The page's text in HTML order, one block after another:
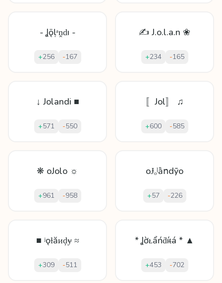
- Ʝǭḷᵃṋԁı -
+256 -167
✍ J.o.l.a.n ❀
+234 -165
↓ Jolandi ■
+571 -550
〚Jol〛 ♫
+600 -585
❋ oJolo ☼
+961 -958
oɈₒᶪȁոdȳo
+57 -226
■ ʲǫɫăᴎḑɏ ≈
+309 -511
* Ʝờᴌẩńḋíᵵá * ▲
+453 -702